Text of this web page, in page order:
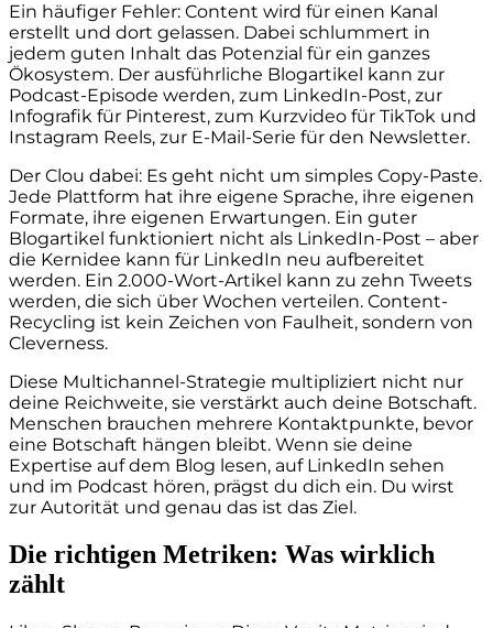
Ein häufiger Fehler: Content wird für einen Kanal
erstellt und dort gelassen. Dabei schlummert in
jedem guten Inhalt das Potenzial für ein ganzes
Ökosystem. Der ausführliche Blogartikel kann zur
Podcast-Episode werden, zum LinkedIn-Post, zur
Infografik für Pinterest, zum Kurzvideo für TikTok und
Instagram Reels, zur E-Mail-Serie für den Newsletter.
Der Clou dabei: Es geht nicht um simples Copy-Paste.
Jede Plattform hat ihre eigene Sprache, ihre eigenen
Formate, ihre eigenen Erwartungen. Ein guter
Blogartikel funktioniert nicht als LinkedIn-Post – aber
die Kernidee kann für LinkedIn neu aufbereitet
werden. Ein 2.000-Wort-Artikel kann zu zehn Tweets
werden, die sich über Wochen verteilen. Content-
Recycling ist kein Zeichen von Faulheit, sondern von
Cleverness.
Diese Multichannel-Strategie multipliziert nicht nur
deine Reichweite, sie verstärkt auch deine Botschaft.
Menschen brauchen mehrere Kontaktpunkte, bevor
eine Botschaft hängen bleibt. Wenn sie deine
Expertise auf dem Blog lesen, auf LinkedIn sehen
und im Podcast hören, prägst du dich ein. Du wirst
zur Autorität und genau das ist das Ziel.
Die richtigen Metriken: Was wirklich
zählt